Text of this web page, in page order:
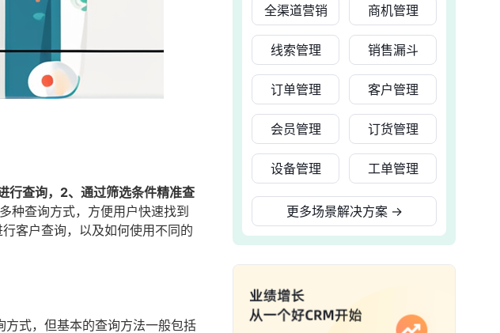
行查询，2、通过筛选条件精准查
种查询方式，方便用户快速找到
客户查询，以及如何使用不同的
式，但基本的查询方法一般包括
全渠道营销 商机管理
线索管理 销售漏斗
订单管理 客户管理
会员管理 订货管理
设备管理 工单管理
更多场景解决方案 →